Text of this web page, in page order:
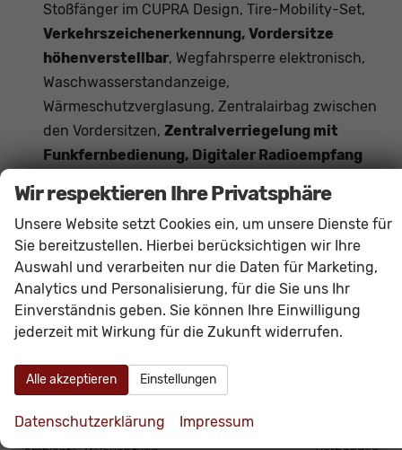
Stoßfänger im CUPRA Design, Tire-Mobility-Set,
Verkehrszeichenerkennung, Vordersitze
höhenverstellbar, Wegfahrsperre elektronisch,
Waschwasserstandanzeige,
Wärmeschutzverglasung, Zentralairbag zwischen
den Vordersitzen, Zentralverriegelung mit
Funkfernbedienung, Digitaler Radioempfang
ASR, ESC, Parkbremse elektronisch, Start-Stopp-
Anlage.
Das Fahrzeug verfügt über kein fest verbautes
Navigationssystem. DurchApple CarPlay /
Android Auto ist jedoch eine Navigation
kompatible Smartphone-Apps (z.B. Google Maps
möglich.
Innen
Wir respektieren Ihre Privatsphäre
Unsere Website setzt Cookies ein, um unsere Dienste für
Sie bereitzustellen. Hierbei berücksichtigen wir Ihre
Auswahl und verarbeiten nur die Daten für Marketing,
Analytics und Personalisierung, für die Sie uns Ihr
Einverständnis geben. Sie können Ihre Einwilligung
jederzeit mit Wirkung für die Zukunft widerrufen.
Alle akzeptieren Einstellungen
Datenschutzerklärung Impressum